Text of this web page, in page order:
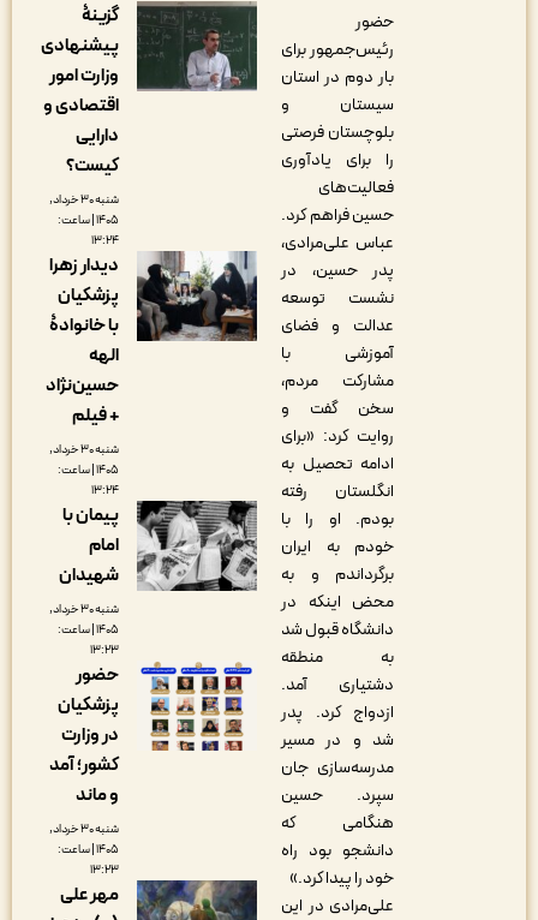
رئیس‌جمهور برای
بار دوم در استان
سیستان و
بلوچستان فرصتی
را برای یادآوری
فعالیت‌های
حسین فراهم کرد.
عباس علی‌مرادی،
پدر حسین، در
نشست توسعه
عدالت و فضای
آموزشی با
مشارکت مردم،
سخن گفت و
روایت کرد: «برای
ادامه تحصیل به
انگلستان رفته
بودم. او را با
خودم به ایران
برگرداندم و به
محض اینکه در
دانشگاه قبول شد
به منطقه
دشتیاری آمد.
ازدواج کرد. پدر
شد و در مسیر
مدرسه‌سازی جان
سپرد. حسین
هنگامی که
دانشجو بود راه
خود را پیدا کرد.»
علی‌مرادی در این
گزینۀ
پیشنهادی
وزارت امور
اقتصادی و
کیست؟
شنبه ۳۰ خرداد,
۱۴۰۵ | ساعت:
دیدار زهرا
پزشکیان
با خانوادۀ
حسین‌نژاد
شنبه ۳۰ خرداد,
۱۴۰۵ | ساعت:
پیمان با
امام
شهیدان
شنبه ۳۰ خرداد,
۱۴۰۵ | ساعت:
حضور
پزشکیان
در وزارت
کشور؛ آمد
شنبه ۳۰ خرداد,
۱۴۰۵ | ساعت:
مهر علی